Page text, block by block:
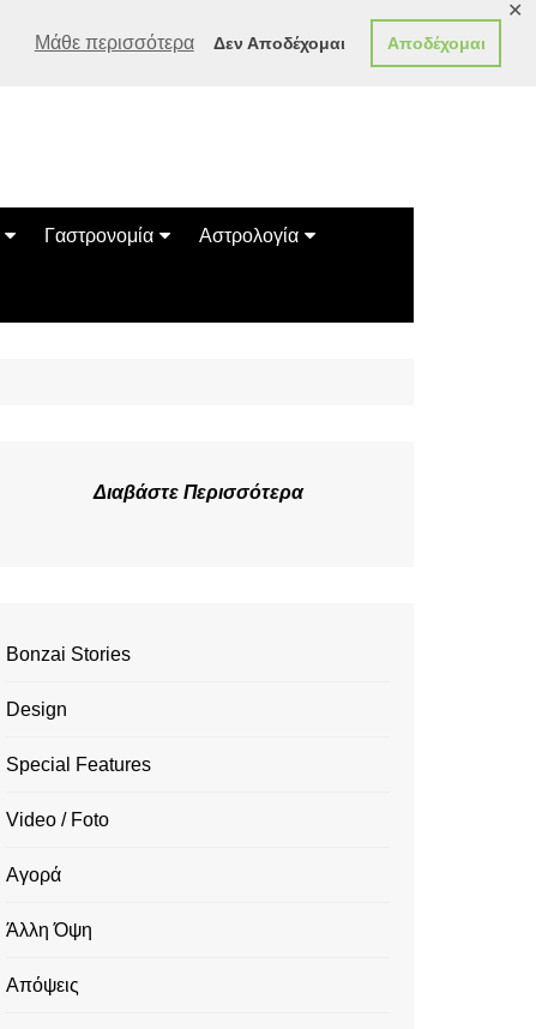
Μάθε περισσότερα Δεν Αποδέχομαι Αποδέχομαι
✕
Γαστρονομία
Συνταγές
Αστρολογία
Κινέζικο Ωροσκόπιο
Διαβάστε Περισσότερα
Bonzai Stories
Design
Special Features
Video / Foto
Αγορά
Άλλη Όψη
Απόψεις